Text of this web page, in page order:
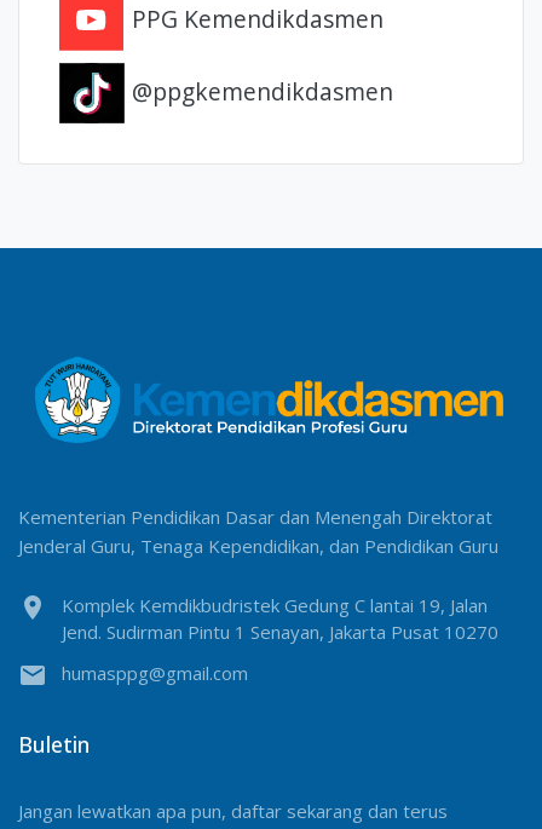
PPG Kemendikdasmen
@ppgkemendikdasmen
Kementerian Pendidikan Dasar dan Menengah Direktorat
Jenderal Guru, Tenaga Kependidikan, dan Pendidikan Guru
location_on
Komplek Kemdikbudristek Gedung C lantai 19, Jalan
Jend. Sudirman Pintu 1 Senayan, Jakarta Pusat 10270
email humasppg@gmail.com
Buletin
Jangan lewatkan apa pun, daftar sekarang dan terus